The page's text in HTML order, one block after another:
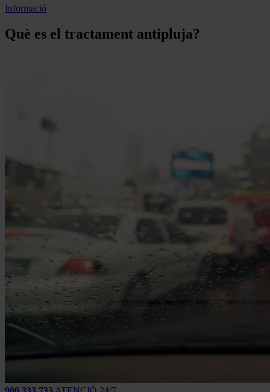
Informació
Què es el tractament antipluja?